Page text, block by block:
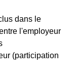
dans le
l'employeur
(participation